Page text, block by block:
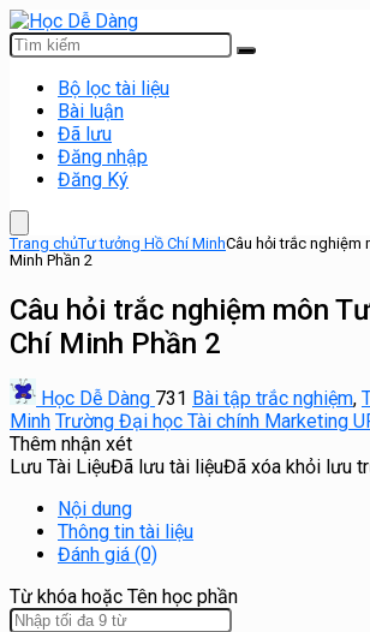
Bộ lọc tài liệu
Bài luận
Đã lưu
Đăng nhập
Đăng Ký
Trang chủTư tưởng Hồ Chí MinhCâu hỏi trắc nghiệm
Minh Phần 2
Câu hỏi trắc nghiệm môn
Chí Minh Phần 2
Học Dễ Dàng 731 Bài tập trắc nghiệm,
Minh Trường Đại học Tài chính Marketing
Thêm nhận xét
Lưu Tài LiệuĐã lưu tài liệuĐã xóa khỏi lưu
Nội dung
Thông tin tài liệu
Đánh giá (0)
Từ khóa hoặc Tên học phần